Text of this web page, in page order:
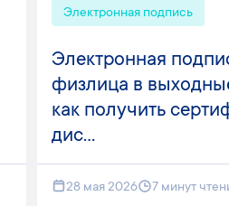
Электронная подпись
Электронная
физлица в
как получить
дис...
28 мая 2026 7 минут